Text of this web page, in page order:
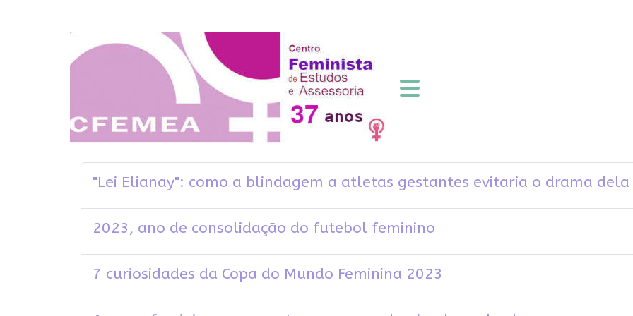
"Lei Elianay": como a blindagem a atletas gestantes evitaria o drama dela
2023, ano de consolidação do futebol feminino
7 curiosidades da Copa do Mundo Feminina 2023